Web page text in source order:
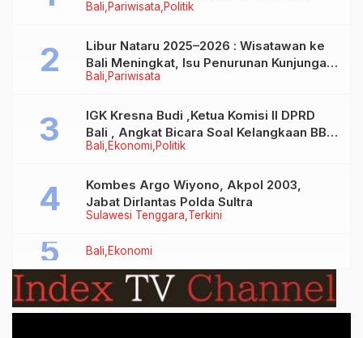
Bali Pariwisata Politik
Bali Pariwisata
Libur Nataru 2025–2026 : Wisatawan ke
Bali Meningkat, Isu Penurunan Kunjungan
Tidak Benar
Bali Ekonomi Politik
IGK Kresna Budi ,Ketua Komisi II DPRD
Bali , Angkat Bicara Soal Kelangkaan BBM
Bersubsidi Jenis Solar
Sulawesi Tenggara Terkini
Kombes Argo Wiyono, Akpol 2003,
Jabat Dirlantas Polda Sultra
Bali Ekonomi